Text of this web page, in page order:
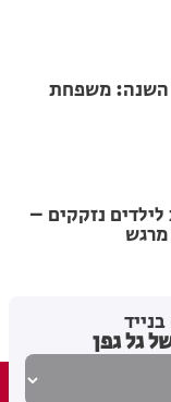
השנה: משפחת
נזקקים –
גל גפן